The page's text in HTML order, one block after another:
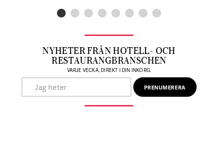
NYHETER FRÅN HOTELL- OCH
RESTAURANGBRANSCHEN
VARJE VECKA, DIREKT I DIN INKORG.